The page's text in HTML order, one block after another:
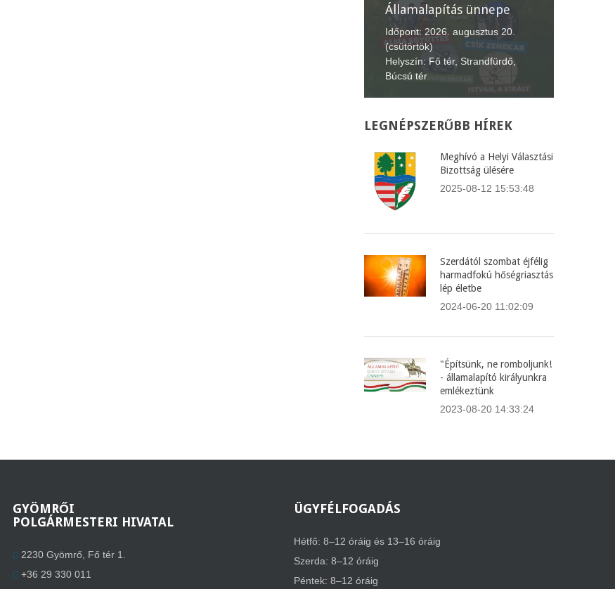
Államalapítás ünnepe
Időpont: 2026. augusztus 20.
(csütörtök)
Helyszín: Fő tér, Strandfürdő,
Búcsú tér
LEGNÉPSZERŰBB HÍREK
Meghívó a Helyi Választási
Bizottság ülésére
2025-08-12 15:53:48
Szerdától szombat éjfélig
harmadfokú hőségriasztás
lép életbe
2024-06-20 11:02:09
"Építsünk, ne romboljunk!
- államalapító királyunkra
emlékeztünk
2023-08-20 14:33:24
GYÖMRŐI
POLGÁRMESTERI HIVATAL
2230 Gyömrő, Fő tér 1.
+36 29 330 011
ÜGYFÉLFOGADÁS
Hétfő: 8–12 óráig és 13–16 óráig
Szerda: 8–12 óráig
Péntek: 8–12 óráig